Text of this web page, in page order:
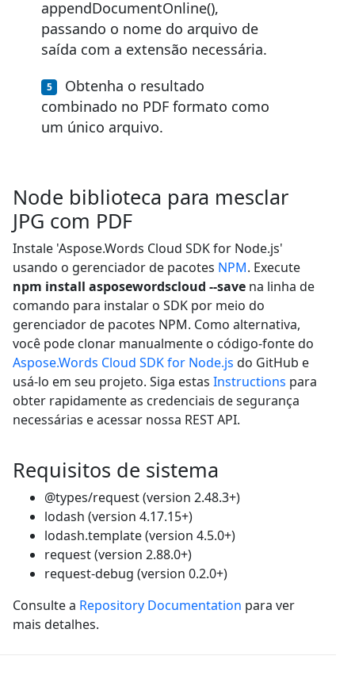
appendDocumentOnline(),
passando o nome do arquivo de
saída com a extensão necessária.
Obtenha o resultado
combinado no PDF formato como
um único arquivo.
Node biblioteca para mesclar
JPG com PDF
Instale 'Aspose.Words Cloud SDK for Node.js'
usando o gerenciador de pacotes NPM. Execute
npm install asposewordscloud --save na linha de
comando para instalar o SDK por meio do
gerenciador de pacotes NPM. Como alternativa,
você pode clonar manualmente o código-fonte do
Aspose.Words Cloud SDK for Node.js do GitHub e
usá-lo em seu projeto. Siga estas Instructions para
obter rapidamente as credenciais de segurança
necessárias e acessar nossa REST API.
Requisitos de sistema
@types/request (version 2.48.3+)
lodash (version 4.17.15+)
lodash.template (version 4.5.0+)
request (version 2.88.0+)
request-debug (version 0.2.0+)
Consulte a Repository Documentation para ver
mais detalhes.